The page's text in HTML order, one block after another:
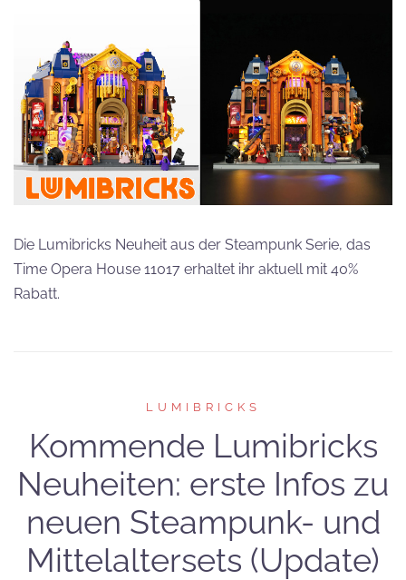
Die Lumibricks Neuheit aus der Steampunk Serie, das
Time Opera House 11017 erhaltet ihr aktuell mit 40%
Rabatt.
LUMIBRICKS
Kommende Lumibricks
Neuheiten: erste Infos zu
neuen Steampunk- und
Mittelaltersets (Update)